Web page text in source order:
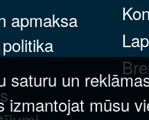
apmaksa
un
mūsu